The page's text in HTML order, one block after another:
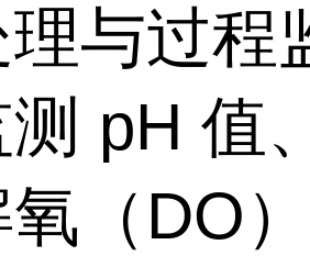
与过程
pH 值
（DO